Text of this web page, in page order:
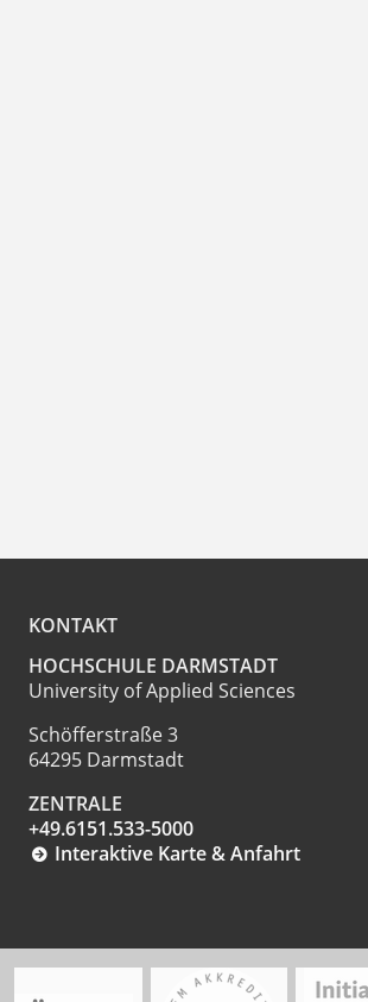
KONTAKT
HOCHSCHULE DARMSTADT
University of Applied Sciences
Schöfferstraße 3
64295 Darmstadt
ZENTRALE
+49.6151.533-5000
Interaktive Karte & Anfahrt